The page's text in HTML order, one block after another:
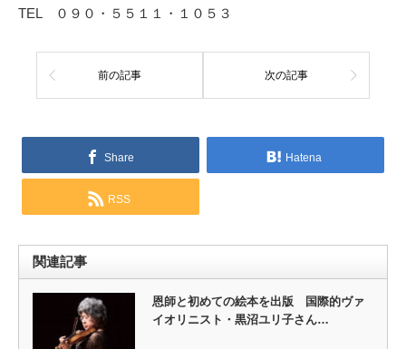
TEL ０９０・５５１１・１０５３
前の記事 次の記事
Share Hatena
RSS
関連記事
恩師と初めての絵本を出版 国際的ヴァ
イオリニスト・黒沼ユリ子さん…